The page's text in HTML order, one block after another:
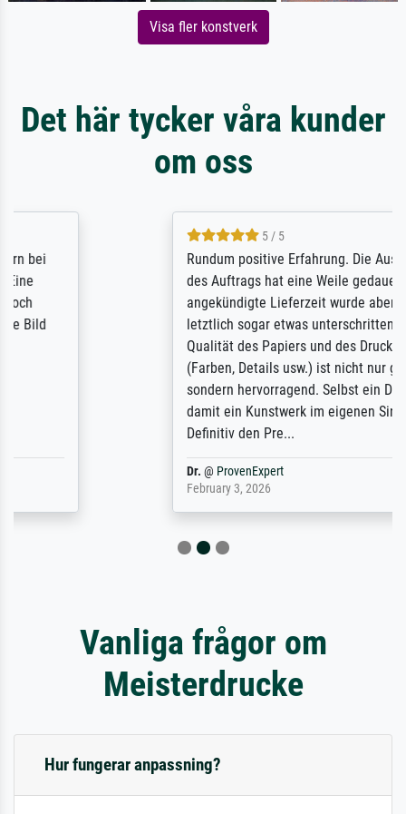
Visa fler konstverk
Det här tycker våra kunder
om oss
Rundum positive Erfahrung. Die Ausführung
des Auftrags hat eine Weile gedauert, die
angekündigte Lieferzeit wurde aber
letztlich sogar etwas unterschritten. Die
Qualität des Papiers und des Drucks
(Farben, Details usw.) ist nicht nur gut,
sondern hervorragend. Selbst ein Druck ist
damit ein Kunstwerk im eigenen Sinne.
Vanliga frågor om
Meisterdrucke
Hur fungerar anpassning?